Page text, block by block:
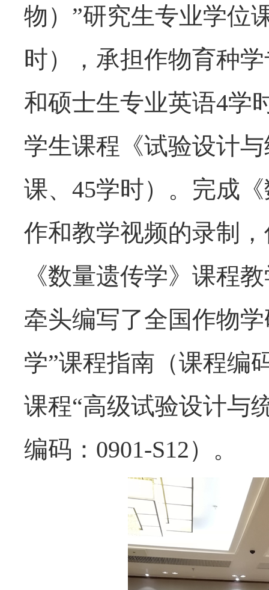
物）”研究生专业学位
时），承担作物育种
和硕士生专业英语4学
学生课程《试验设计
课、45学时）。完成
作和教学视频的录制
《数量遗传学》课程
牵头编写了全国作物
学”课程指南（课程编
课程“高级试验设计与
编码：0901-S12）。